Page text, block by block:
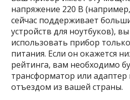
напряжение 220 В
сейчас поддерживает
устройств для ноутбуков),
использовать прибор
питания. Если он окажется
рейтинга, вам необходимо
трансформатор или
отъездом из вашей страны.